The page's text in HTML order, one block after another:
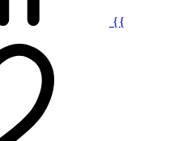
{{